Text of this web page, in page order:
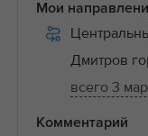
Мои
Дмитров
всего 3
Комментарий